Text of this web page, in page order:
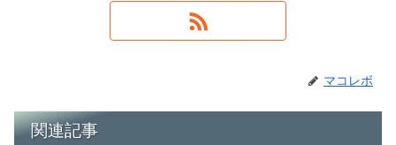
マコレボ
関連記事